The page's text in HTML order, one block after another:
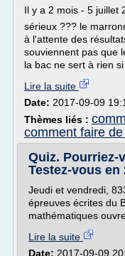
Il y a 2 mois - 5 juillet
sérieux ??? le
à l'attente des
souviennent pas que
la bac ne sert à rien si
Lire la suite
Date: 2017-09-09
Thèmes liés :
comment faire
Quiz. Pourriez-
Testez-vous en
Jeudi et vendredi,
épreuves écrites du
mathématiques
Lire la suite
Date: 2017-09-09